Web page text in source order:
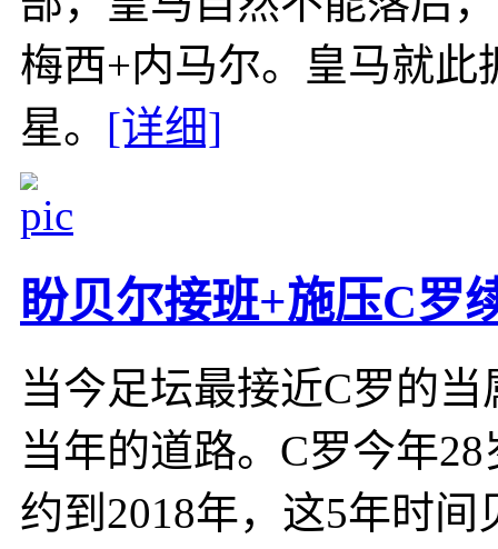
梅西+内马尔。皇马就
星。 [详细]
盼贝尔接班+施压C罗
当今足坛最接近C罗的
当年的道路。C罗今年
约到2018年，这5年时